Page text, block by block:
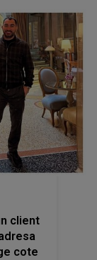
client
cote